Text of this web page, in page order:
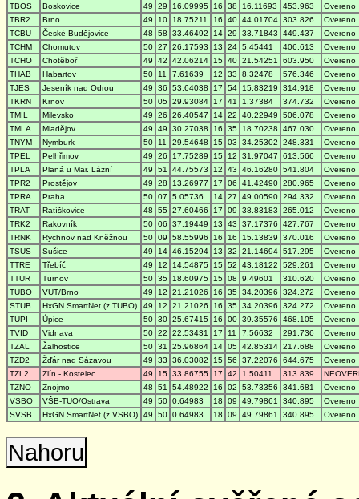
TBOS
Boskovice 49 29 16.09995 16 38 16.11693 453.963
Overeno
TBR2
Brno 49 10 18.75211 16 40 44.01704 303.826
Overeno
TCBU
České Budějovice 48 58 33.46492 14 29 33.71843 449.437
Overeno
TCHM
Chomutov 50 27 26.17593 13 24 5.45441 406.613
Overeno
TCHO
Chotěboř 49 42 42.06214 15 40 21.54251 603.950
Overeno
THAB
Habartov 50 11 7.61639 12 33 8.32478 576.346
Overeno
TJES
Jeseník nad Odrou 49 36 53.64038 17 54 15.83219 314.918
Overeno
TKRN
Krnov 50 05 29.93084 17 41 1.37384 374.732
Overeno
TMIL
Milevsko 49 26 26.40547 14 22 40.22949 506.078
Overeno
TMLA
Mladějov 49 49 30.27038 16 35 18.70238 467.030
Overeno
TNYM
Nymburk 50 11 29.54648 15 03 34.25302 248.331
Overeno
TPEL
Pelhřimov 49 26 17.75289 15 12 31.97047 613.566
Overeno
TPLA
Planá u Mar. Lázní 49 51 44.75573 12 43 46.16280 541.804
Overeno
TPR2
Prostějov 49 28 13.26977 17 06 41.42490 280.965
Overeno
TPRA
Praha 50 07 5.05736 14 27 49.00590 294.332
Overeno
TRAT
Ratíškovice 48 55 27.60466 17 09 38.83183 265.012
Overeno
TRK2
Rakovník 50 06 37.19449 13 43 37.17376 427.767
Overeno
TRNK
Rychnov nad Kněžnou 50 09 58.55996 16 16 15.13839 370.016
Overeno
TSUS
Sušice 49 14 46.15294 13 32 21.14694 517.295
Overeno
TTRE
Třebíč 49 12 14.54875 15 52 43.18122 529.261
Overeno
TTUR
Turnov 50 35 18.60975 15 08 9.49601 310.620
Overeno
TUBO
VUT/Brno 49 12 21.21026 16 35 34.20396 324.272
Overeno
STUB
HxGN SmartNet (z TUBO) 49 12 21.21026 16 35 34.20396 324.272
Overeno
TUPI
Úpice 50 30 25.67415 16 00 39.35576 468.105
Overeno
TVID
Vidnava 50 22 22.53431 17 11 7.56632 291.736
Overeno
TZAL
Žalhostice 50 31 25.96864 14 05 42.85314 217.688
Overeno
TZD2
Žďár nad Sázavou 49 33 36.03082 15 56 37.22076 644.675
Overeno
TZL2
Zlín - Kostelec 49 15 33.86755 17 42 1.50411 313.839
TZNO
Znojmo 48 51 54.48922 16 02 53.73356 341.681
Overeno
VSBO
VŠB-TUO/Ostrava 49 50 0.64983 18 09 49.79861 340.895
Overeno
SVSB
HxGN SmartNet (z VSBO) 49 50 0.64983 18 09 49.79861 340.895 Overeno
Nahoru